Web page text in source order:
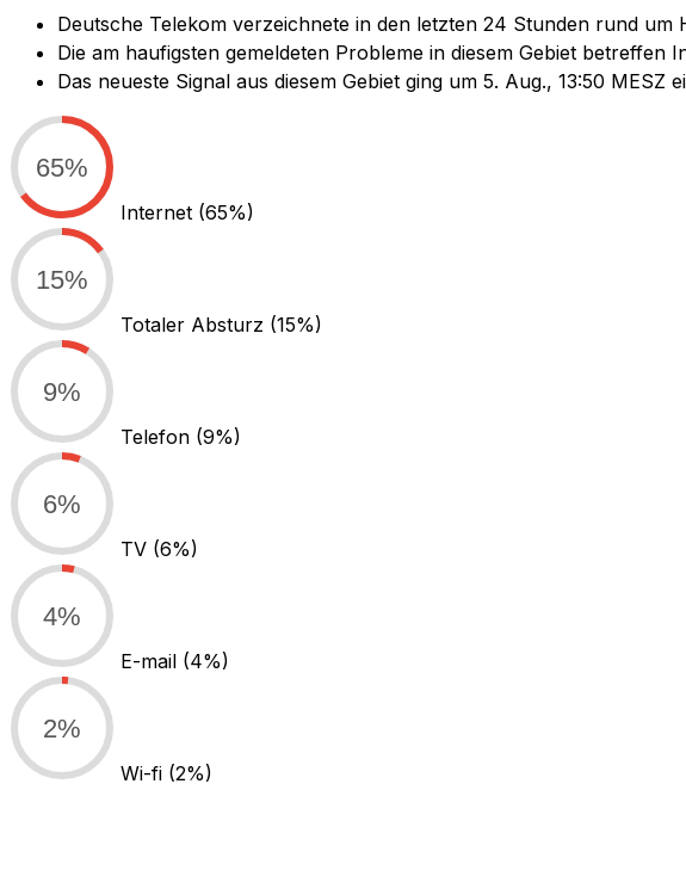
Deutsche Telekom verzeichnete in den letzten 24 Stunden rund
Die am haufigsten gemeldeten Probleme in diesem Gebiet
Das neueste Signal aus diesem Gebiet ging um 5. Aug., 13:50 MESZ
65%
Internet (65%)
15%
Totaler Absturz (15%)
9%
Telefon (9%)
6%
TV (6%)
4%
E-mail (4%)
2%
Wi-fi (2%)